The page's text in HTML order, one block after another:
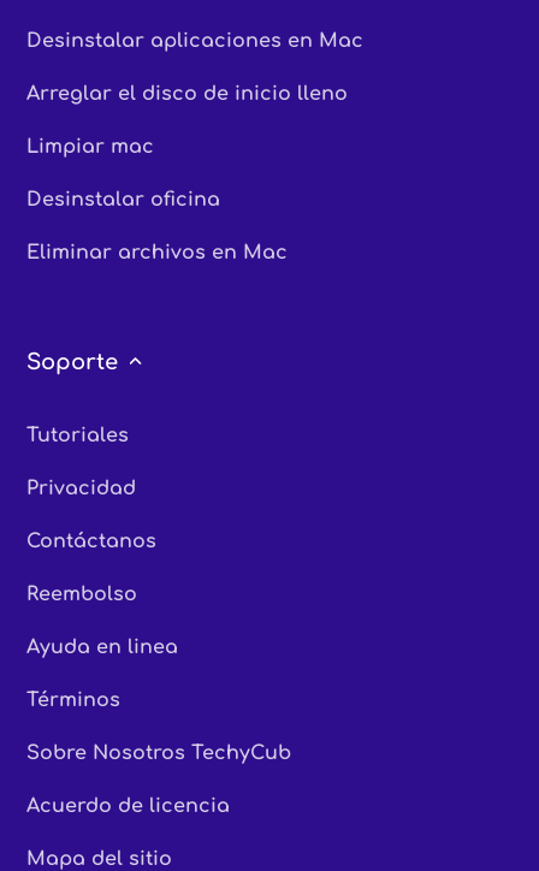
Desinstalar aplicaciones en Mac
Arreglar el disco de inicio lleno
Limpiar mac
Desinstalar oficina
Eliminar archivos en Mac
Soporte
Tutoriales
Privacidad
Contáctanos
Reembolso
Ayuda en linea
Términos
Sobre Nosotros TechyCub
Acuerdo de licencia
Mapa del sitio